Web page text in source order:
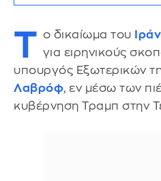
Τ ο δικαίωμα του Ιράν
για ειρηνικούς
υπουργός Εξωτερικών
Λαβρόφ, εν μέσω των
κυβέρνηση Τραμπ στην